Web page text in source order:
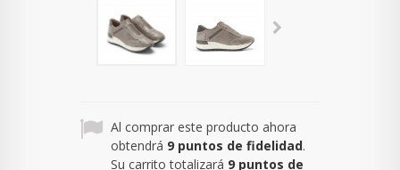
Al comprar este producto ahora
obtendrá 9 puntos de fidelidad.
Su carrito totalizará 9 puntos de